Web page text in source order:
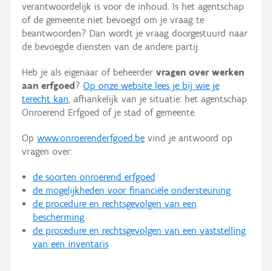
Gebeurtenis
Persoon of collectief
Hergebruik
Aanmelden
verantwoordelijk is voor de inhoud. Is het agentschap
of de gemeente niet bevoegd om je vraag te
beantwoorden? Dan wordt je vraag doorgestuurd naar
de bevoegde diensten van de andere partij.
Heb je als eigenaar of beheerder vragen over werken
aan erfgoed ? Op onze website lees je bij wie je
terecht kan, afhankelijk van je situatie: het agentschap
Onroerend Erfgoed of je stad of gemeente.
Op www.onroerenderfgoed.be vind je antwoord op
vragen over:
de soorten onroerend erfgoed
de mogelijkheden voor financiële ondersteuning
de procedure en rechtsgevolgen van een
bescherming
de procedure en rechtsgevolgen van een vaststelling
van een inventaris